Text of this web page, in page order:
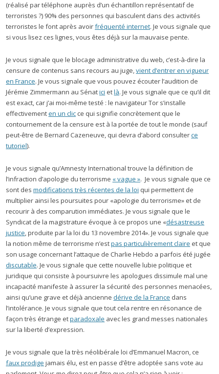
(réalisé par téléphone auprès d’un échantillon représentatif de
terroristes ?) 90% des personnes qui basculent dans des activités
terroristes le font après avoirfréquenté internet. Je vous signale que
si vous lisez ces lignes, vous êtes déjà sur la mauvaise pente.
Je vous signale que le blocage administrative du web, c’est-à-dire la
censure de contenus sans recours au juge,vient d’entrer en vigueur
en France. Je vous signale que vous pouvez écouter l’audition de
Jérémie Zimmermann au Sénatici etlà. Je vous signale que ce qu’il dit
est exact, car j’ai moi-même testé : le navigateur Tor s’installe
effectivementen un clic ce qui signifie concrètement que le
contournement de la censure est à la portée de tout le monde (sauf
peut-être de Bernard Cazeneuve, qui devra d’abord consulterce
tutoriel).
Je vous signale qu’Amnesty International trouve la définition de
l’infraction d’apologie du terrorisme « vague ». Je vous signale que ce
sont des modifications très récentes de la loi qui permettent de
multiplier ainsi les poursuites pour «apologie du terrorisme» et de
recourir à des comparution immédiates. Je vous signale que le
Syndicat de la magistrature évoque à ce propos une «désastreuse
justice, produite par la loi du 13 novembre 2014». Je vous signale que
la notion même de terrorisme n’estpas particulièrement claire et que
son usage concernant l’attaque de Charlie Hebdo a parfois été jugée
discutable. Je vous signale que cette nouvelle lubie politique et
juridique qui consiste à poursuivre les apologues dissimule mal une
incapacité manifeste à assurer la sécurité des personnes menacées,
ainsi qu’une grave et déjà ancienne dérive de la France dans
l’intolérance. Je vous signale que tout cela rentre en résonance de
façon très étrange etparadoxale avec les grand messes nationales
sur la liberté d’expression.
Je vous signale que la très néolibérale loi d’Emmanuel Macron, ce
faux prodige jamais élu, est en passe d’être adoptée sans vote au